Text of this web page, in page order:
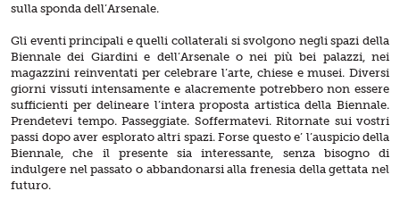
sulla sponda dell’Arsenale.
Gli eventi principali e quelli collaterali si svolgono negli spazi della
Biennale dei Giardini e dell’Arsenale o nei più bei palazzi, nei
magazzini reinventati per celebrare l’arte, chiese e musei. Diversi
giorni vissuti intensamente e alacremente potrebbero non essere
sufficienti per delineare l’intera proposta artistica della Biennale.
Prendetevi tempo. Passeggiate. Soffermatevi. Ritornate sui vostri
passi dopo aver esplorato altri spazi. Forse questo e’ l’auspicio della
Biennale, che il presente sia interessante, senza bisogno di
indulgere nel passato o abbandonarsi alla frenesia della gettata nel
futuro.